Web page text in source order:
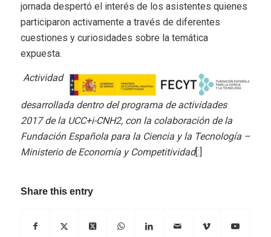
jornada despertó el interés de los asistentes quienes
participaron activamente a través de diferentes
cuestiones y curiosidades sobre la temática
expuesta.
Actividad
desarrollada dentro del programa de actividades
2017 de la UCC+i-CNH2, con la colaboración de la
Fundación Española para la Ciencia y la Tecnología –
Ministerio de Economía y Competitividad[:]
Share this entry